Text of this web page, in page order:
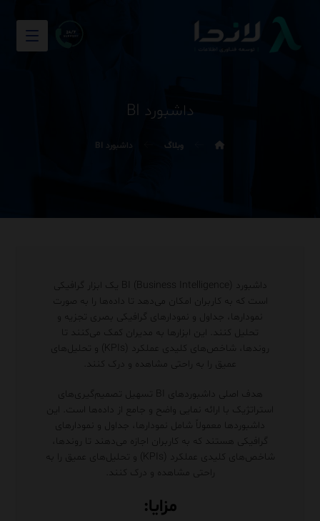
داشبورد BI
وبلاگ داشبورد BI
داشبورد BI (Business Intelligence) یک ابزار گرافیکی
است که به کاربران امکان می‌دهد تا داده‌ها را به صورت
نمودارها، جداول و نمودارهای گرافیکی بصری تجزیه و
تحلیل کنند. این ابزارها به مدیران کمک می‌کنند تا
روندها، شاخص‌های کلیدی عملکرد (KPIs) و تحلیل‌های
عمیق را به راحتی مشاهده و درک کنند.
هدف اصلی داشبوردهای BI تسهیل تصمیم‌گیری‌های
استراتژیک با ارائه نمایی واضح و جامع از داده‌ها است. این
داشبوردها معمولاً شامل نمودارها، جداول و نمودارهای
گرافیکی هستند که به کاربران اجازه می‌دهند تا روندها،
شاخص‌های کلیدی عملکرد (KPIs) و تحلیل‌های عمیق را به
راحتی مشاهده و درک کنند.
مزایا: